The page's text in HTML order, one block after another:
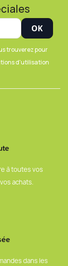
trouverez pour
d'utilisation
à toutes vos
achats.
dans les